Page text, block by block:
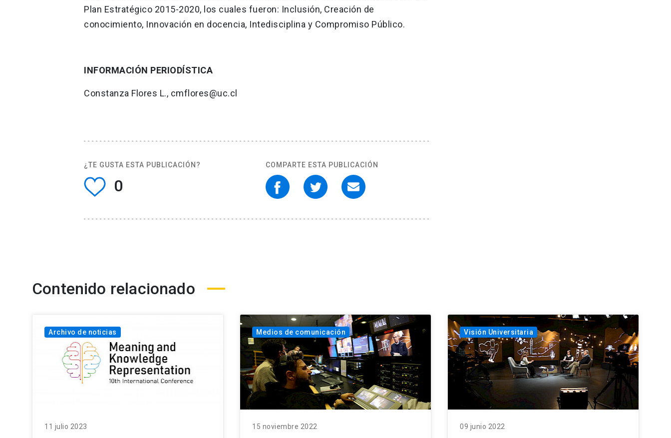
Plan Estratégico 2015-2020, los cuales fueron: Inclusión, Creación de
conocimiento, Innovación en docencia, Intedisciplina y Compromiso Público.
INFORMACIÓN PERIODÍSTICA
Constanza Flores L., cmflores@uc.cl
¿TE GUSTA ESTA PUBLICACIÓN?
0
COMPARTE ESTA PUBLICACIÓN
Contenido relacionado
Archivo de noticias
11 julio 2023
Medios de comunicación
15 noviembre 2022
Visión Universitaria
09 junio 2022